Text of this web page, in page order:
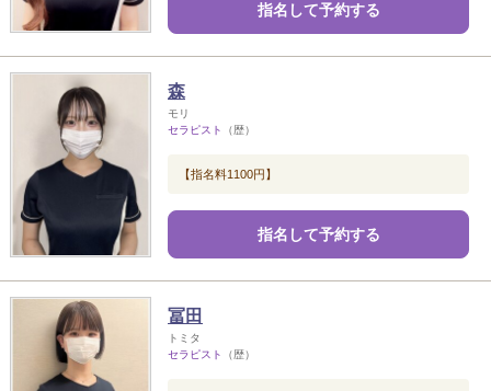
指名して予約する
森
モリ
セラピスト
（歴）
【指名料1100円】
指名して予約する
冨田
トミタ
セラピスト
（歴）